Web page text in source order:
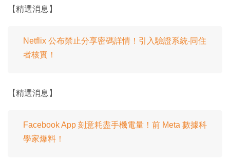
【精選消息】
Netflix 公布禁止分享密碼詳情！引入驗證系統‧同住
者核實！
【精選消息】
Facebook App 刻意耗盡手機電量！前 Meta 數據科
學家爆料！